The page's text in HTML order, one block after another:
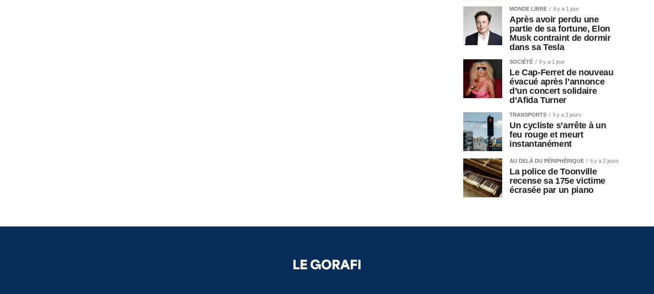
MONDE LIBRE Il y a 1 jour
Après avoir perdu une
partie de sa fortune, Elon
Musk contraint de dormir
dans sa Tesla
SOCIÉTÉ Il y a 1 jour
Le Cap-Ferret de nouveau
évacué après l’annonce
d’un concert solidaire
d’Afida Turner
TRANSPORTS Il y a 2 jours
Un cycliste s’arrête à un
feu rouge et meurt
instantanément
AU DELÀ DU PÉRIPHÉRIQUE Il y a 2 jours
La police de Toonville
recense sa 175e victime
écrasée par un piano